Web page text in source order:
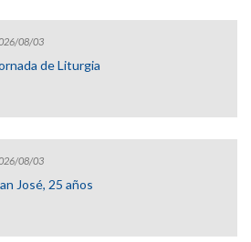
08/03
de Liturgia
08/03
José, 25 años